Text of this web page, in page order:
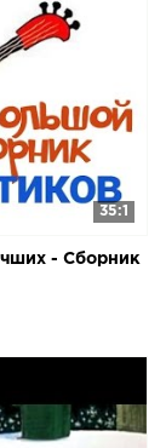
35:1
- Сборник